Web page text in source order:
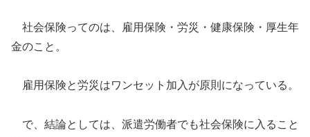
社会保険ってのは、雇用保険・労災・健康保険・厚生年
金のこと。
雇用保険と労災はワンセット加入が原則になっている。
で、結論としては、派遣労働者でも社会保険に入ること